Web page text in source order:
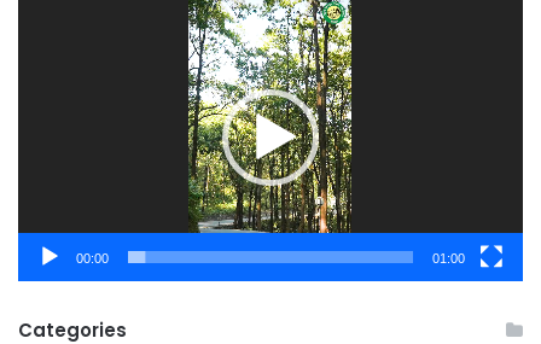
00:00 01:00
Categories